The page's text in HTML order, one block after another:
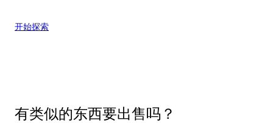
开始探索
有类似的东西要出售吗？